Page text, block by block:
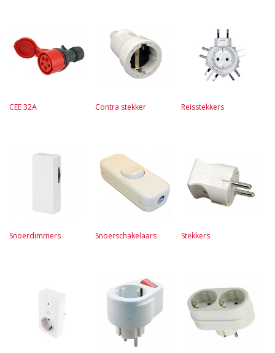
CEE 32A Contra stekker Reisstekkers
Snoerdimmers Snoerschakelaars Stekkers